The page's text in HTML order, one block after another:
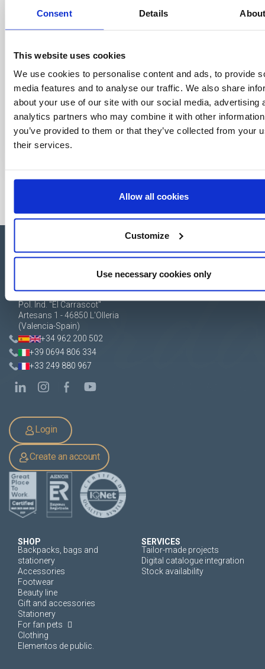
Consent Details About
This website uses cookies
We use cookies to personalise content and ads, to provide
media features and to analyse our traffic. We also share
about your use of our site with our social media, advertising
analytics partners who may combine it with other
you’ve provided to them or that they’ve collected from your
their services.
Allow all cookies
Customize
Use necessary cookies only
Apartado de Correos nº 45
Pol. Ind. "El Carrascot"
Artesans 1 - 46850 L'Olleria
(Valencia-Spain)
+34 962 200 502
+39 0694 806 334
+33 249 880 967
Login
Create an account
SHOP
Backpacks, bags and
stationery
Accessories
Footwear
Beauty line
Gift and accessories
Stationery
For fan pets
Clothing
Elementos de public.
SERVICES
Tailor-made projects
Digital catalogue integration
Stock availability